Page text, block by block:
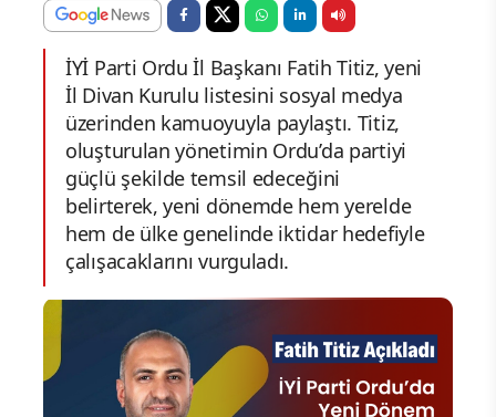
İYİ Parti Ordu İl Başkanı Fatih Titiz, yeni
İl Divan Kurulu listesini sosyal medya
üzerinden kamuoyuyla paylaştı. Titiz,
oluşturulan yönetimin Ordu’da partiyi
güçlü şekilde temsil edeceğini
belirterek, yeni dönemde hem yerelde
hem de ülke genelinde iktidar hedefiyle
çalışacaklarını vurguladı.